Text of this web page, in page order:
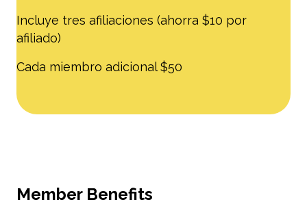
Incluye tres afiliaciones (ahorra $10 por
afiliado)
Cada miembro adicional $50
Member Benefits